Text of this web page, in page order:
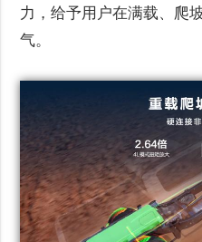
力，给予用户在满载、爬
气。